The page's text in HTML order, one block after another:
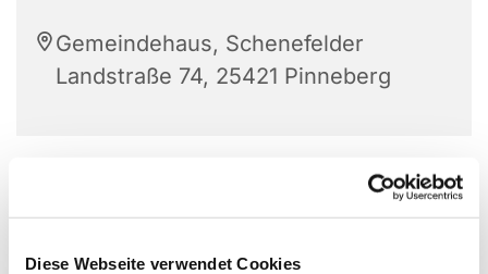
Diese Webseite verwendet Cookies
Gemeindehaus, Schenefelder
Landstraße 74, 25421 Pinneberg